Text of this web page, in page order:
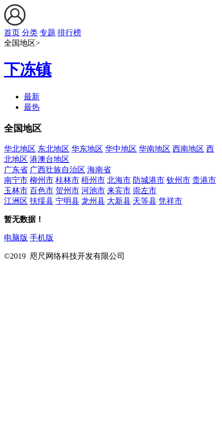
首页 分类 专题 排行榜
全国地区>
下冻镇
最新
最热
全国地区
华北地区 东北地区 华东地区 华中地区 华南地区 西南地区 西
北地区 港澳台地区
广东省 广西壮族自治区 海南省
南宁市 柳州市 桂林市 梧州市 北海市 防城港市 钦州市 贵港市
玉林市 百色市 贺州市 河池市 来宾市 崇左市
江洲区 扶绥县 宁明县 龙州县 大新县 天等县 凭祥市
暂无数据！
电脑版 手机版
©2019 咫尺网络科技开发有限公司